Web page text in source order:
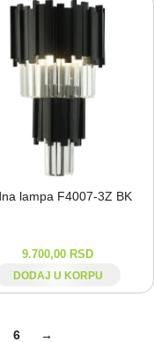
lampa F4007-⁠3Z BK
9.700,00 RSD
DODAJ U KORPU
6 →